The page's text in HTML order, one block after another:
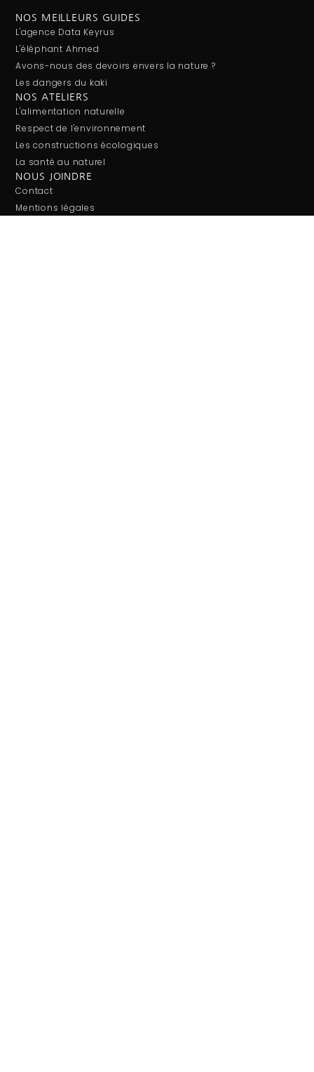
NOS MEILLEURS GUIDES
L'agence Data Keyrus
L'éléphant Ahmed
Avons-nous des devoirs envers la nature ?
Les dangers du kaki
NOS ATELIERS
L'alimentation naturelle
Respect de l'environnement
Les constructions écologiques
La santé au naturel
NOUS JOINDRE
Contact
Mentions légales